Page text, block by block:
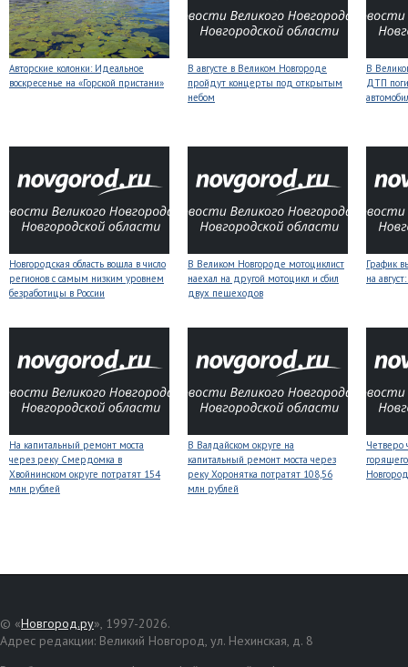
Авторские колонки: Идеальное
воскресенье на «Горской пристани»
В августе в Великом Новгороде
пройдут концерты под открытым
небом
В
ДТП
Новгородская область вошла в число
регионов с самым низким уровнем
безработицы в России
В Великом Новгороде мотоциклист
наехал на другой мотоцикл и сбил
двух пешеходов
График
на
На капитальный ремонт моста
через реку Смердомка в
Хвойнинском округе потратят 154
млн рублей
В Валдайском округе на
капитальный ремонт моста через
реку Хоронятка потратят 108,56
млн рублей
Четверо
© «Новгород.ру», 1997-2026.
Адрес редакции: Великий Новгород, ул. Нехинская, д. 8